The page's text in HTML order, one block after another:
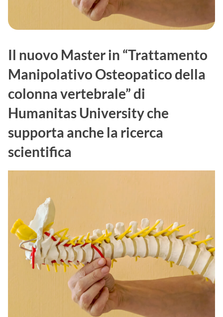
Il nuovo Master in “Trattamento
Manipolativo Osteopatico della
colonna vertebrale” di
Humanitas University che
supporta anche la ricerca
scientifica